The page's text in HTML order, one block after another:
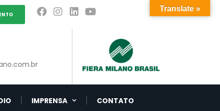
IMPRENSA CONTATO
Translate »